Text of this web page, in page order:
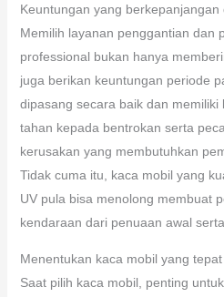
Keuntungan yang
Memilih layanan penggantian dan
professional bukan hanya
juga berikan keuntungan periode
dipasang secara baik dan memiliki
tahan kepada bentrokan serta
kerusakan yang membutuhkan
Tidak cuma itu, kaca mobil yang
UV pula bisa menolong membuat
kendaraan dari penuaan awal
Menentukan kaca mobil yang tepat
Saat pilih kaca mobil, penting